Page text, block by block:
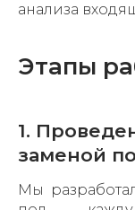
анализа
Этапы
1.
заменой
Мы